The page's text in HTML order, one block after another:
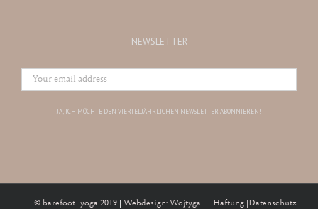
NEWSLETTER
© barefoot- yoga 2019| Webdesign: Wojtyga Datenschutz
Haftung |